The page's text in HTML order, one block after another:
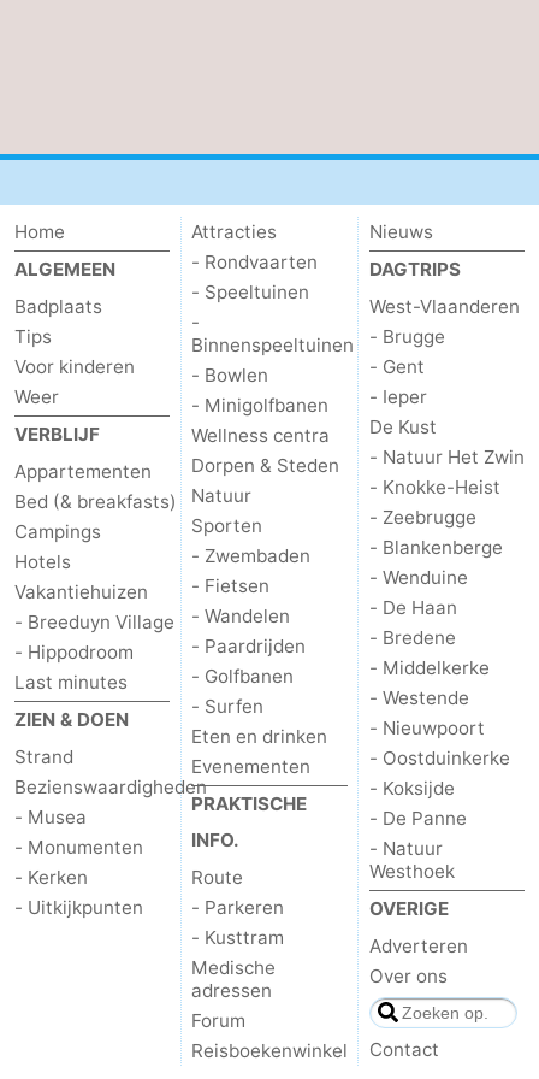
Home
ALGEMEEN
Badplaats
Tips
Voor kinderen
Weer
VERBLIJF
Appartementen
Bed (& breakfasts)
Campings
Hotels
Vakantiehuizen
- Breeduyn Village
- Hippodroom
Last minutes
ZIEN & DOEN
Strand
Bezienswaardigheden
- Musea
- Monumenten
- Kerken
- Uitkijkpunten
Attracties
- Rondvaarten
- Speeltuinen
-
Binnenspeeltuinen
- Bowlen
- Minigolfbanen
Wellness centra
Dorpen & Steden
Natuur
Sporten
- Zwembaden
- Fietsen
- Wandelen
- Paardrijden
- Golfbanen
- Surfen
Eten en drinken
Evenementen
PRAKTISCHE
INFO.
Route
- Parkeren
- Kusttram
Medische
adressen
Forum
Reisboekenwinkel
Nieuws
DAGTRIPS
West-Vlaanderen
- Brugge
- Gent
- Ieper
De Kust
- Natuur Het Zwin
- Knokke-Heist
- Zeebrugge
- Blankenberge
- Wenduine
- De Haan
- Bredene
- Middelkerke
- Westende
- Nieuwpoort
- Oostduinkerke
- Koksijde
- De Panne
- Natuur
Westhoek
OVERIGE
Adverteren
Over ons
Contact